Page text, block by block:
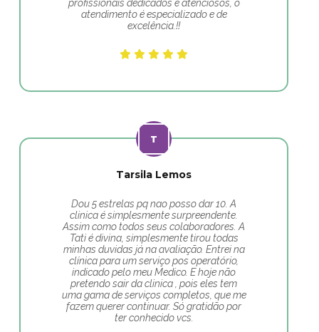
profissionais dedicados e atenciosos, o
atendimento é especializado e de
excelência.!!
Tarsila Lemos
Dou 5 estrelas pq nao posso dar 10. A
clinica é simplesmente surpreendente.
Assim como todos seus colaboradores. A
Tati é divina, simplesmente tirou todas
minhas duvidas já na avaliação. Entrei na
clínica para um serviço pos operatório,
indicado pelo meu Medico. E hoje não
pretendo sair da clinica , pois eles tem
uma gama de serviços completos, que me
fazem querer continuar. Só gratidão por
ter conhecido vcs.